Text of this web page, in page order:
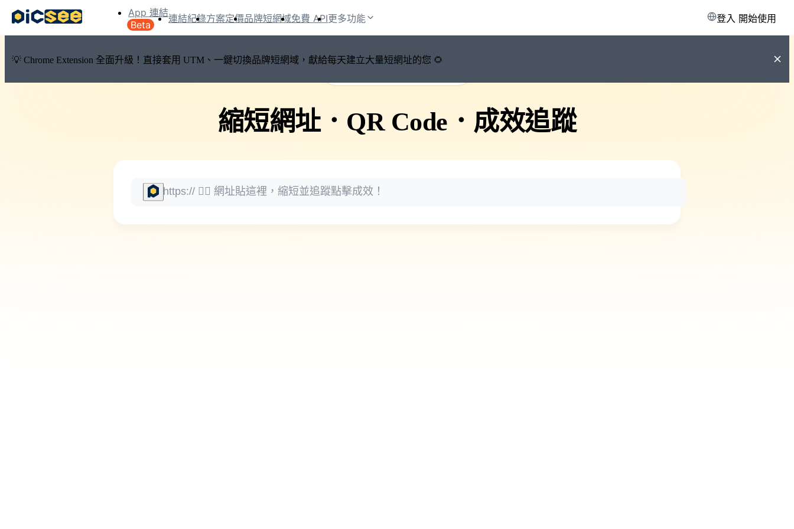
💡 Chrome Extension 全面升級！直接套用 UTM、一鍵切換品牌短網域，獻給每天建立大量短網址的您 🌻
App 連結
Beta
連結紀錄方案定價品牌短網域免費 API更多功能 登入 開始使用
🚀 PicSee 短網址永久有效
縮短網址． QR Code ． 成效追蹤